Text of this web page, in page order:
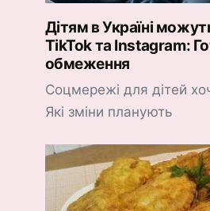
Дітям в Україні
TikTok та Instagram:
обмеження
Соцмережі для дітей
Які зміни планують